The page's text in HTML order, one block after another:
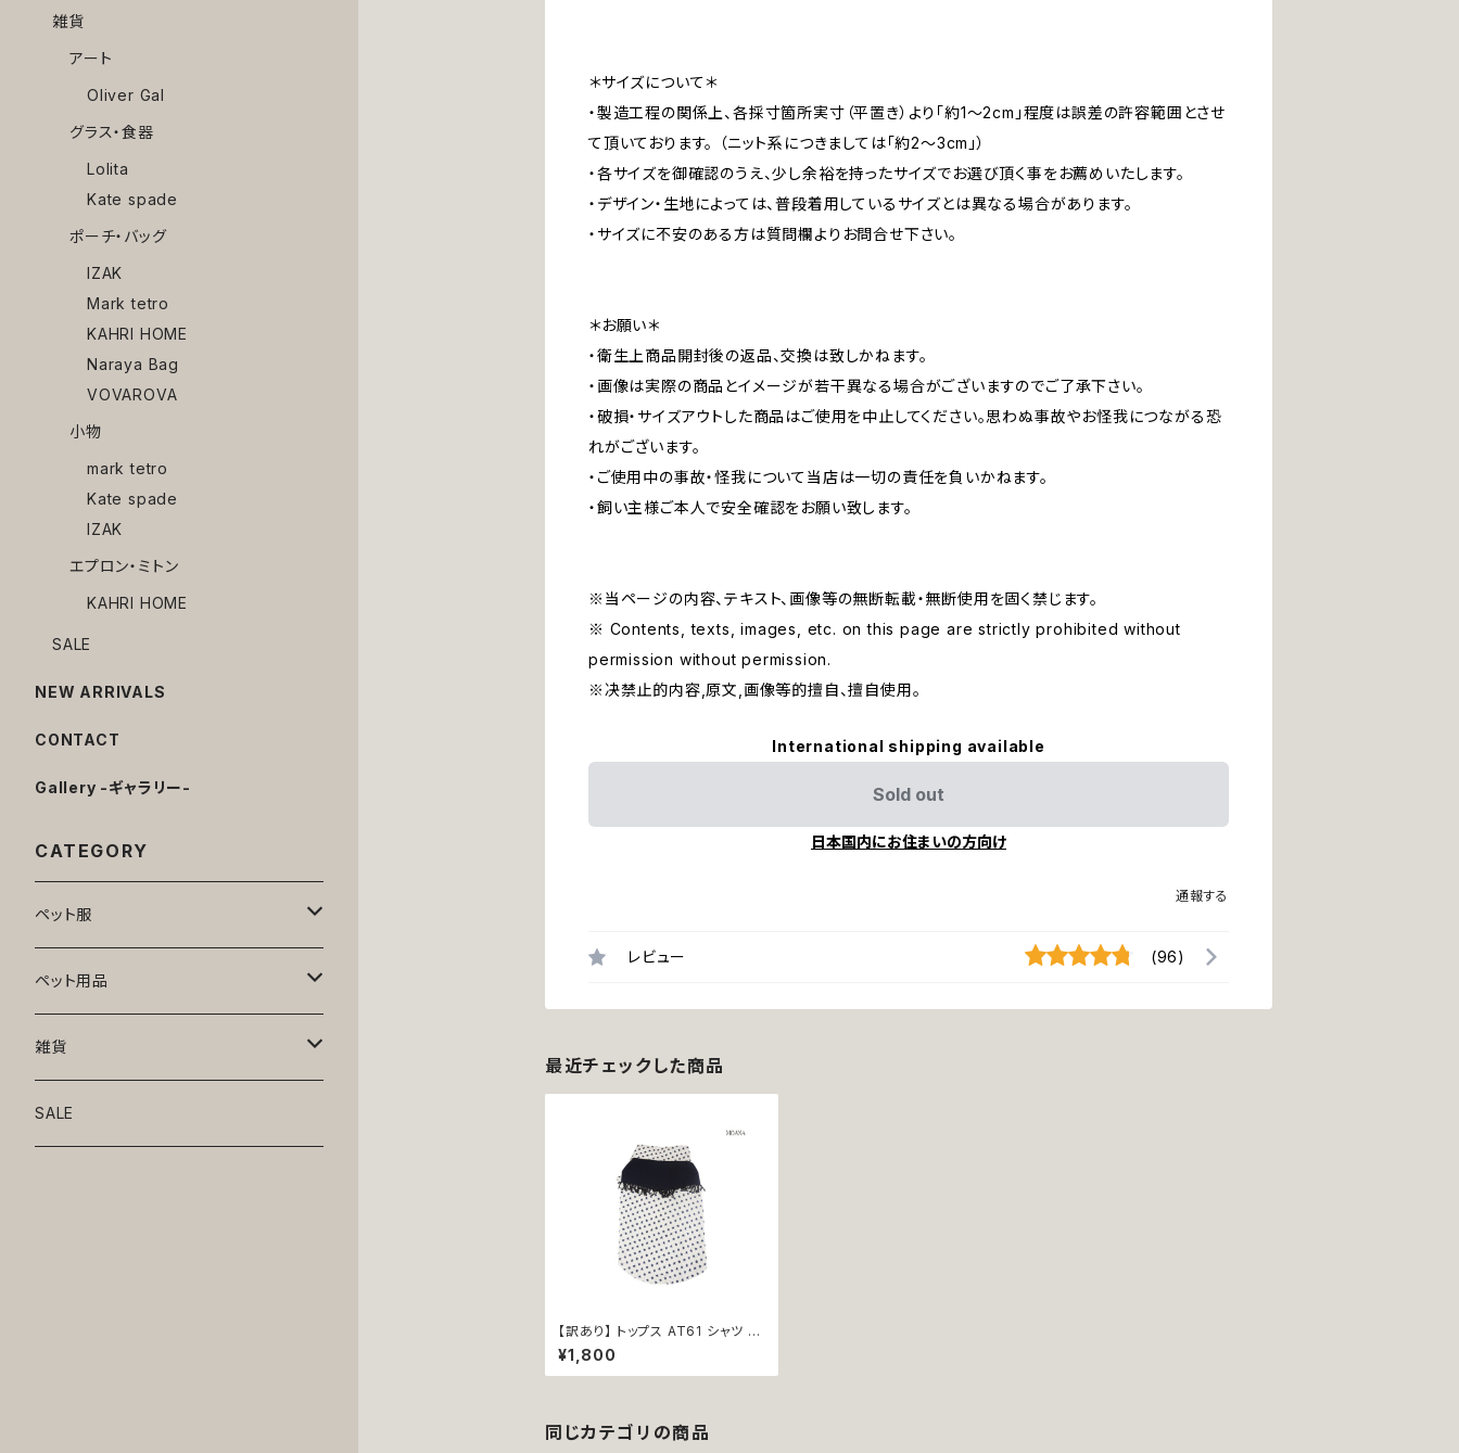
＊サイズについて＊
・製造工程の関係上、各採寸箇所実寸（平置き）より「約1～2cm」程度は誤差の許容範囲とさせ
て頂いております。 （ニット系につきましては「約2～3cm」）
・各サイズを御確認のうえ、少し余裕を持ったサイズでお選び頂く事をお薦めいたします。
・デザイン・生地によっては、普段着用しているサイズとは異なる場合があります。
・サイズに不安のある方は質問欄よりお問合せ下さい。
＊お願い＊
・衛生上商品開封後の返品、交換は致しかねます。
・画像は実際の商品とイメージが若干異なる場合がございますのでご了承下さい。
・破損・サイズアウトした商品はご使用を中止してください。思わぬ事故やお怪我につながる恐
れがございます。
・ご使用中の事故・怪我について当店は一切の責任を負いかねます。
・飼い主様ご本人で安全確認をお願い致します。
※当ページの内容、テキスト、画像等の無断転載・無断使用を固く禁じます。
※ Contents, texts, images, etc. on this page are strictly prohibited without
permission without permission.
※决禁止的内容,原文,画像等的擅自、擅自使用。
International shipping available
Sold out
日本国内にお住まいの方向け
通報する
レビュー (96)
最近チェックした商品
【訳あり】 トップス AT61 シャツ カ
ジュアル シンプル ブルー 星 小型
犬 犬 猫 ペット 服 犬服 送料無料
返品交換不可
¥1,800
同じカテゴリの商品
雑貨
アート
Oliver Gal
グラス・食器
Lolita
Kate spade
ポーチ・バッグ
IZAK
Mark tetro
KAHRI HOME
Naraya Bag
VOVAROVA
小物
mark tetro
Kate spade
IZAK
エプロン・ミトン
KAHRI HOME
SALE
NEW ARRIVALS
CONTACT
Gallery -ギャラリー-
CATEGORY
ペット服
トップス
ニット
アロハ
ボトムス
ワンピース
ペット用品
ベッド
リード・首輪
雑貨
アート
SALE